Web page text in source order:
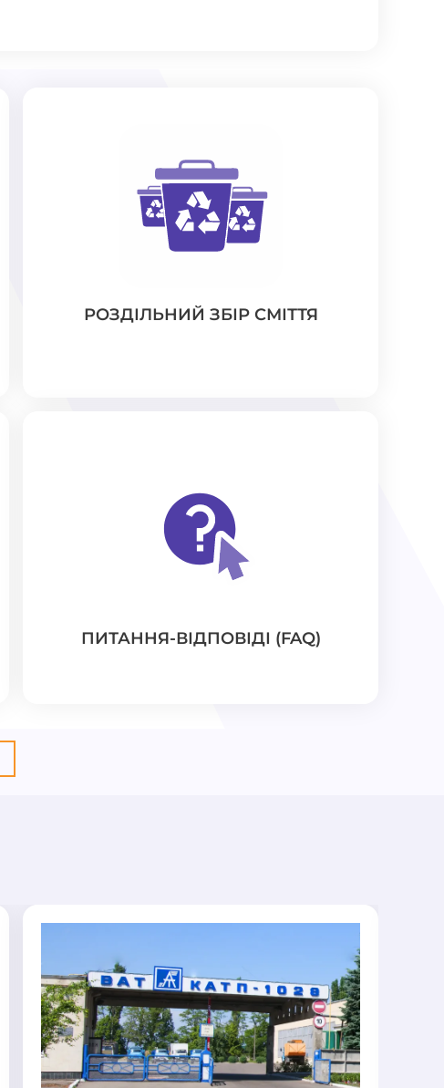
РОЗДІЛЬНИЙ ЗБІР СМІТТЯ
ПИТАННЯ-ВІДПОВІДІ (FAQ)